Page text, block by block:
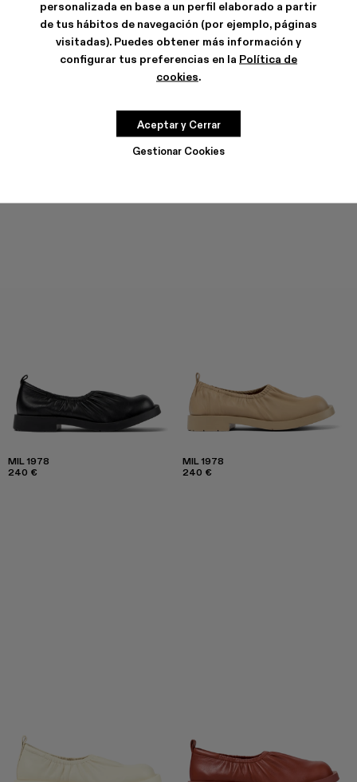
personalizada en base a un perfil elaborado a partir
de tus hábitos de navegación (por ejemplo, páginas
visitadas). Puedes obtener más información y
configurar tus preferencias en la Política de
cookies.
Gestionar Cookies
Aceptar y Cerrar
MIL 1978
240 €
MIL 1978
240 €